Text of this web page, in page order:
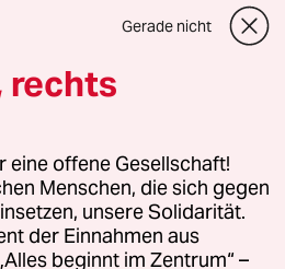
GmbH
Fragen oder für Genehmigungen
Kommune-Richtlinien
Gerade nicht
rechts
offene Gesellschaft!
Menschen, die sich gegen
unsere Solidarität.
der Einnahmen aus
beginnt im Zentrum“ –